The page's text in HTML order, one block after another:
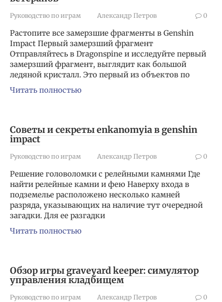
Руководство по играм Александр Петров 0
Растопите все замерзшие фрагменты в Genshin
Impact Первый замерзший фрагмент
Отправляйтесь в Dragonspine и исследуйте первый
замерзший фрагмент, выглядит как большой
ледяной кристалл. Это первый из объектов по
Читать полностью
Советы и секреты enkanomyia в genshin
impact
Руководство по играм Александр Петров 0
Решение головоломки с релейными камнями Где
найти релейные камни и фею Наверху входа в
подземелье расположено несколько камней
разряда, указывающих на наличие тут очередной
загадки. Для ее разгадки
Читать полностью
Обзор игры graveyard keeper: симулятор
управления кладбищем
Руководство по играм Александр Петров 0